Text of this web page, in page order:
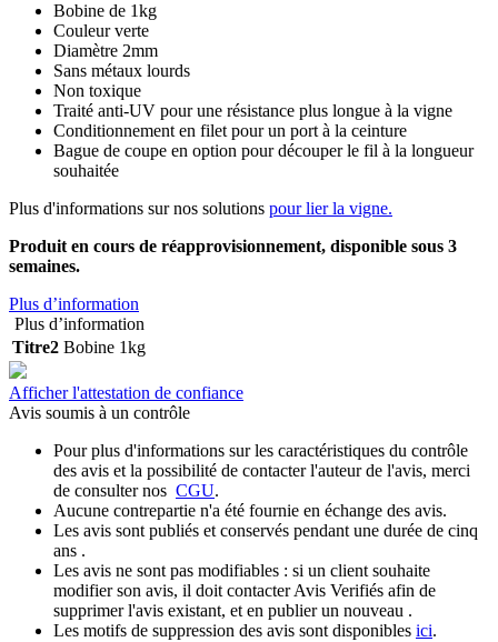
Bobine de 1kg
Couleur verte
Diamètre 2mm
Sans métaux lourds
Non toxique
Traité anti-UV pour une résistance plus longue à la vigne
Conditionnement en filet pour un port à la ceinture
Bague de coupe en option pour découper le fil à la longueur
souhaitée
Plus d'informations sur nos solutions pour lier la vigne.
Produit en cours de réapprovisionnement, disponible sous 3
semaines.
Plus d’information
Plus d’information
Titre2 Bobine 1kg
Afficher l'attestation de confiance
Avis soumis à un contrôle
Pour plus d'informations sur les caractéristiques du contrôle
des avis et la possibilité de contacter l'auteur de l'avis, merci
de consulter nos CGU.
Aucune contrepartie n'a été fournie en échange des avis.
Les avis sont publiés et conservés pendant une durée de cinq
ans .
Les avis ne sont pas modifiables : si un client souhaite
modifier son avis, il doit contacter Avis Verifiés afin de
supprimer l'avis existant, et en publier un nouveau .
Les motifs de suppression des avis sont disponibles ici.